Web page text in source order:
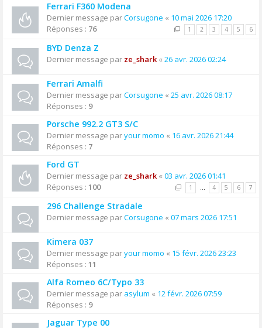
Ferrari F360 Modena
Dernier message parCorsugone « 10 mai 2026 17:20
Réponses : 76 1 2 3 4 5 6
BYD Denza Z
Dernier message par ze_shark« 26 avr. 2026 02:24
Ferrari Amalfi
Dernier message parCorsugone « 25 avr. 2026 08:17
Réponses : 9
Porsche 992.2 GT3 S/C
Dernier message paryour momo « 16 avr. 2026 21:44
Réponses : 7
Ford GT
Dernier message par ze_shark« 03 avr. 2026 01:41
Réponses : 100 1 … 4 5 6 7
296 Challenge Stradale
Dernier message parCorsugone « 07 mars 2026 17:51
Kimera 037
Dernier message paryour momo « 15 févr. 2026 23:23
Réponses : 11
Alfa Romeo 6C/Typo 33
Dernier message par asylum « 12 févr. 2026 07:59
Réponses : 9
Jaguar Type 00